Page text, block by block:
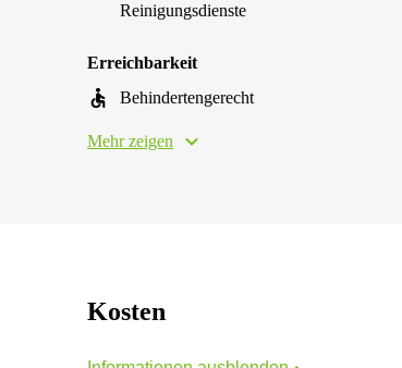
Reinigungsdienste
Erreichbarkeit
Behindertengerecht
Mehr zeigen
Kosten